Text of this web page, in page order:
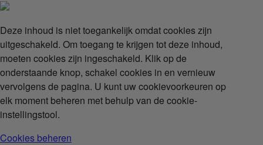
Deze inhoud is niet toegankelijk omdat cookies zijn
uitgeschakeld. Om toegang te krijgen tot deze inhoud,
moeten cookies zijn ingeschakeld. Klik op de
onderstaande knop, schakel cookies in en vernieuw
vervolgens de pagina. U kunt uw cookievoorkeuren op
elk moment beheren met behulp van de cookie-
instellingstool.
Cookies beheren